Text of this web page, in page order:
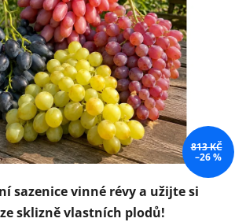
sazenice vinné révy a užijte si
sklizně vlastních plodů!
813 KČ
–26 %